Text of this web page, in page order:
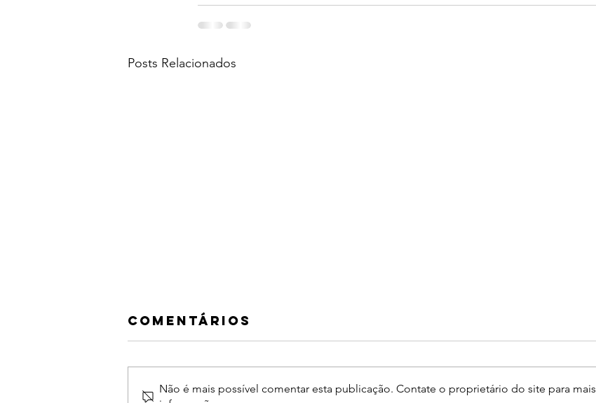
Posts Relacionados
Algo me falta
própria voz. Algo me falta, sinto
Comentários
Não é mais possível comentar esta publicação. Contate o proprietário do site para mais